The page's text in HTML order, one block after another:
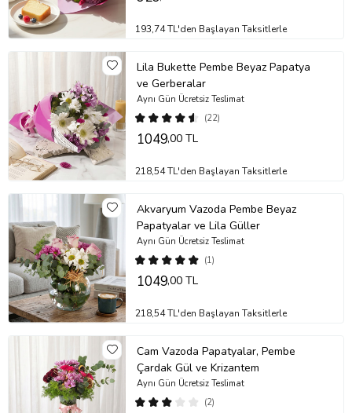
Stok durumuna göre ürünlerde ufak değişiklikler olabilir.
Ürün Kodu:nob148 193,74 TL'den Başlayan Taksitlerle
Lila Bukette Pembe Beyaz Papatya
ve Gerberalar
(22)
Aynı Gün Ücretsiz Teslimat
1049,00 TL
218,54 TL'den Başlayan Taksitlerle
Akvaryum Vazoda Pembe Beyaz
Papatyalar ve Lila Güller
(1)
Aynı Gün Ücretsiz Teslimat
1049,00 TL
218,54 TL'den Başlayan Taksitlerle
Cam Vazoda Papatyalar, Pembe
Çardak Gül ve Krizantem
(2)
Aynı Gün Ücretsiz Teslimat